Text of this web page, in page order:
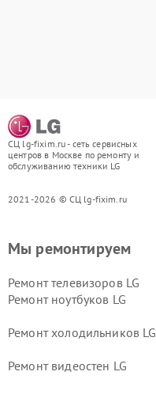
СЦ lg-fixim.ru - сеть сервисных
центров в Москве по ремонту и
обслуживанию техники LG
2021-2026 © СЦ lg-fixim.ru
Мы ремонтируем
Ремонт телевизоров LG
Ремонт ноутбуков LG
Ремонт холодильников LG
Ремонт видеостен LG